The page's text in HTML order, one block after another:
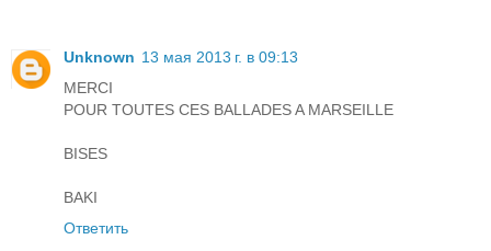
Unknown 13 мая 2013 г. в 09:13
MERCI
POUR TOUTES CES BALLADES A MARSEILLE
BISES
BAKI
Ответить